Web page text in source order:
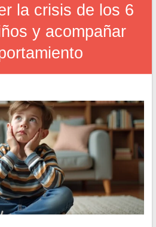
la crisis de los 6
y acompañar